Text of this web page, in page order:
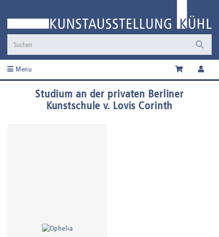
Menu
Studium an der privaten Berliner
Kunstschule v. Lovis Corinth